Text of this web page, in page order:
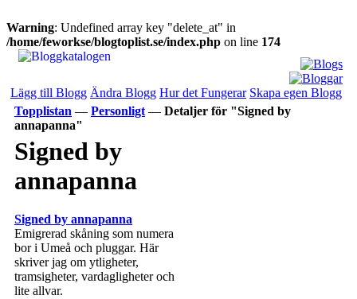
Warning: Undefined array key "delete_at" in
/home/feworkse/blogtoplist.se/index.php on line 174
Lägg till Blogg Ändra Blogg Hur det Fungerar Skapa egen Blogg
Topplistan — Personligt — Detaljer för "Signed by
annapanna"
Signed by
annapanna
Signed by annapanna
Emigrerad skåning som numera
bor i Umeå och pluggar. Här
skriver jag om ytligheter,
tramsigheter, vardagligheter och
lite allvar.